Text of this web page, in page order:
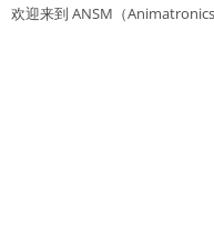
欢迎来到 ANSM（